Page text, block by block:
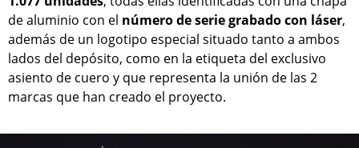
de aluminio con el número de serie grabado con láser,
además de un logotipo especial situado tanto a ambos
lados del depósito, como en la etiqueta del exclusivo
asiento de cuero y que representa la unión de las 2
marcas que han creado el proyecto.